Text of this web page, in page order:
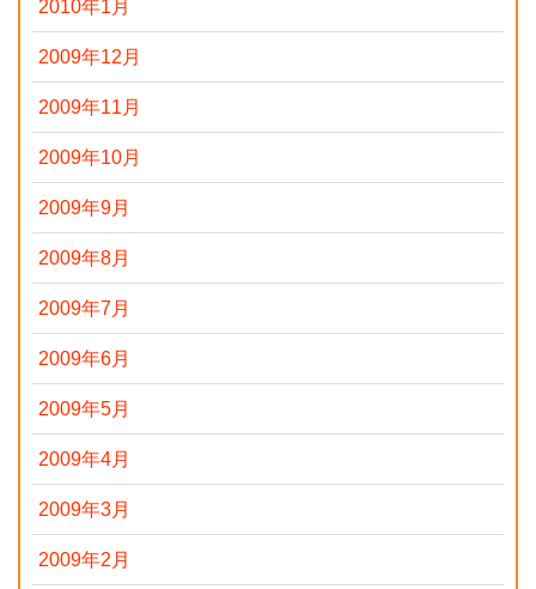
2010年1月
2009年12月
2009年11月
2009年10月
2009年9月
2009年8月
2009年7月
2009年6月
2009年5月
2009年4月
2009年3月
2009年2月